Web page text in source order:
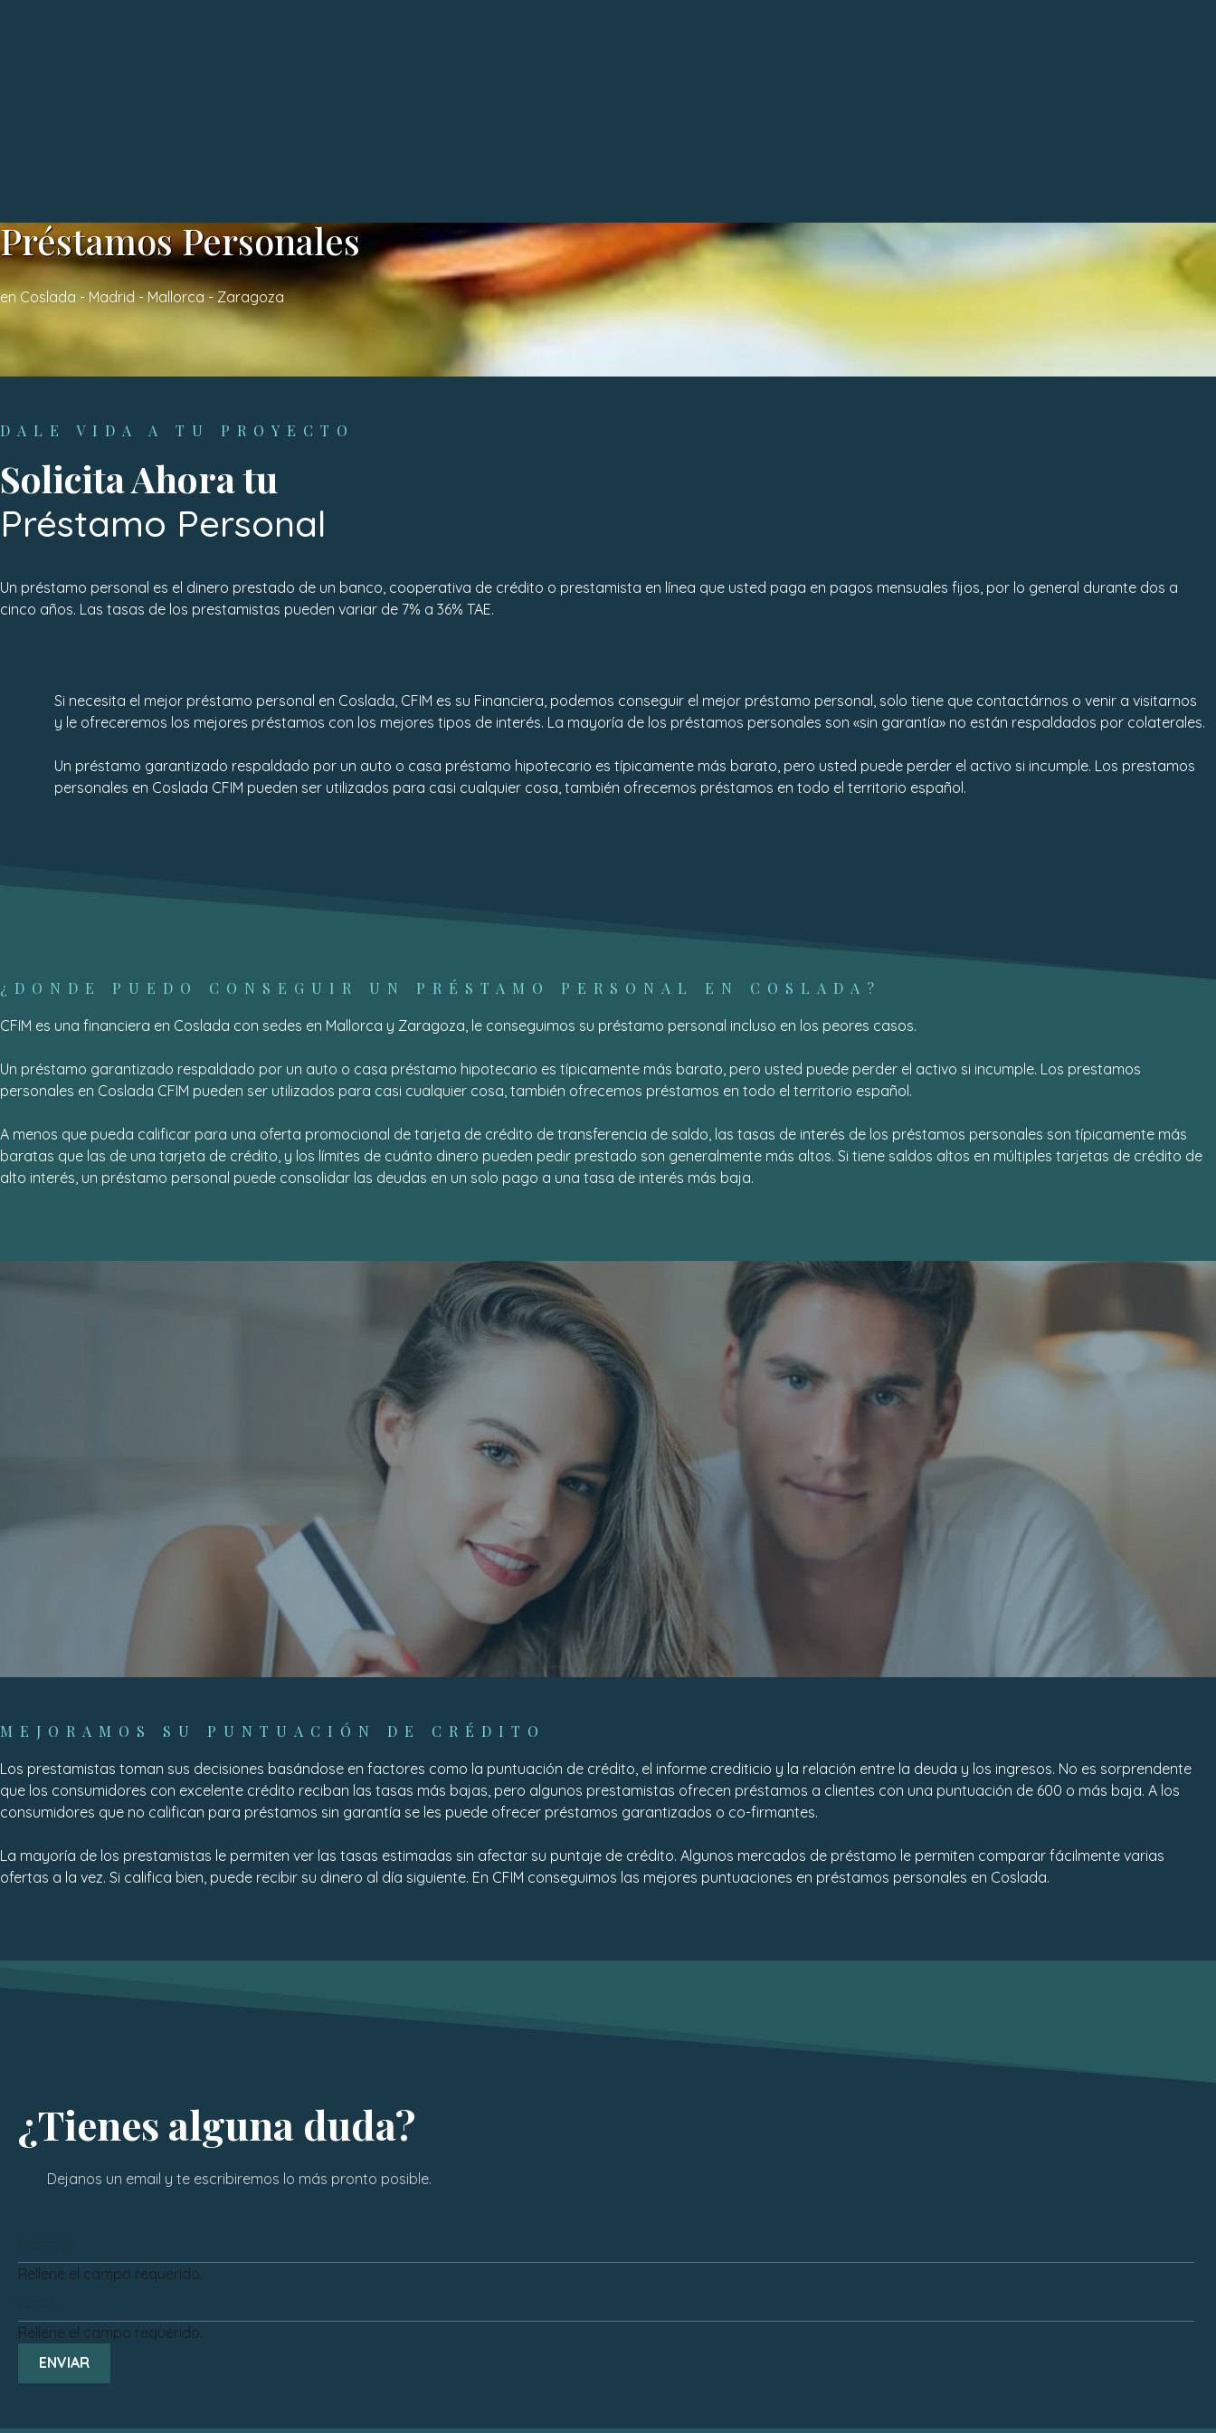
Préstamos Personales
en Coslada - Madrid - Mallorca - Zaragoza
DALE VIDA A TU PROYECTO
Solicita Ahora tu
Préstamo Personal
Un préstamo personal es el dinero prestado de un banco, cooperativa de crédito o prestamista en línea que usted paga en pagos mensuales fijos, por lo general durante dos a
cinco años. Las tasas de los prestamistas pueden variar de 7% a 36% TAE.
Si necesita el mejor préstamo personal en Coslada, CFIM es su Financiera, podemos conseguir el mejor préstamo personal, solo tiene que contactárnos o venir a visitarnos
y le ofreceremos los mejores préstamos con los mejores tipos de interés. La mayoría de los préstamos personales son «sin garantía» no están respaldados por colaterales.
Un préstamo garantizado respaldado por un auto o casa préstamo hipotecario es típicamente más barato, pero usted puede perder el activo si incumple. Los prestamos
personales en Coslada CFIM pueden ser utilizados para casi cualquier cosa, también ofrecemos préstamos en todo el territorio español.
¿DONDE PUEDO CONSEGUIR UN PRÉSTAMO PERSONAL EN COSLADA?
CFIM es una financiera en Coslada con sedes en Mallorca y Zaragoza, le conseguimos su préstamo personal incluso en los peores casos.
Un préstamo garantizado respaldado por un auto o casa préstamo hipotecario es típicamente más barato, pero usted puede perder el activo si incumple. Los prestamos
personales en Coslada CFIM pueden ser utilizados para casi cualquier cosa, también ofrecemos préstamos en todo el territorio español.
A menos que pueda calificar para una oferta promocional de tarjeta de crédito de transferencia de saldo, las tasas de interés de los préstamos personales son típicamente más
baratas que las de una tarjeta de crédito, y los límites de cuánto dinero pueden pedir prestado son generalmente más altos. Si tiene saldos altos en múltiples tarjetas de crédito de
alto interés, un préstamo personal puede consolidar las deudas en un solo pago a una tasa de interés más baja.
MEJORAMOS SU PUNTUACIÓN DE CRÉDITO
Los prestamistas toman sus decisiones basándose en factores como la puntuación de crédito, el informe crediticio y la relación entre la deuda y los ingresos. No es sorprendente
que los consumidores con excelente crédito reciban las tasas más bajas, pero algunos prestamistas ofrecen préstamos a clientes con una puntuación de 600 o más baja. A los
consumidores que no califican para préstamos sin garantía se les puede ofrecer préstamos garantizados o co-firmantes.
La mayoría de los prestamistas le permiten ver las tasas estimadas sin afectar su puntaje de crédito. Algunos mercados de préstamo le permiten comparar fácilmente varias
ofertas a la vez. Si califica bien, puede recibir su dinero al día siguiente. En CFIM conseguimos las mejores puntuaciones en préstamos personales en Coslada.
¿Tienes alguna duda?
Dejanos un email y te escribiremos lo más pronto posible.
Rellene el campo requerido.
Rellene el campo requerido.
ENVIAR